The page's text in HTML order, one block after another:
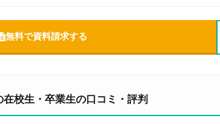
無料で資料請求する
校生・卒業生の口コミ・評判